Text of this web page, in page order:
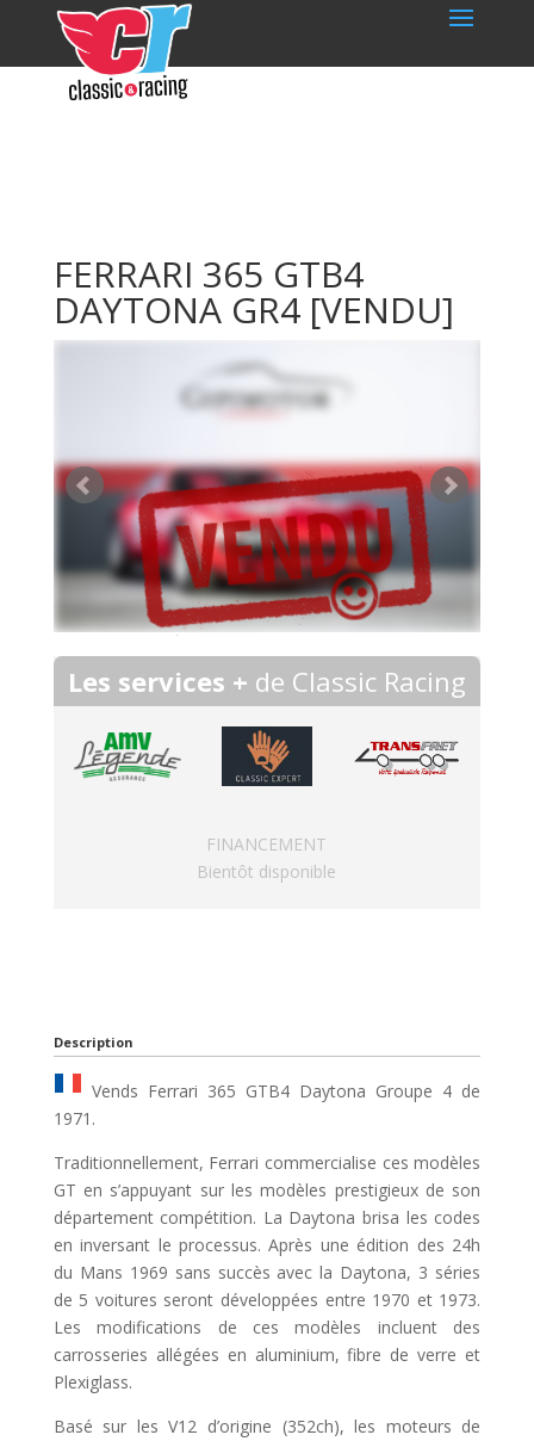
FERRARI 365 GTB4
DAYTONA GR4 [VENDU]
Les services + de Classic Racing
FINANCEMENT
Bientôt disponible
Description
Vends Ferrari 365 GTB4 Daytona Groupe 4 de
1971.
Traditionnellement, Ferrari commercialise ces modèles
GT en s’appuyant sur les modèles prestigieux de son
département compétition. La Daytona brisa les codes
en inversant le processus. Après une édition des 24h
du Mans 1969 sans succès avec la Daytona, 3 séries
de 5 voitures seront développées entre 1970 et 1973.
Les modifications de ces modèles incluent des
carrosseries allégées en aluminium, fibre de verre et
Plexiglass.
Basé sur les V12 d’origine (352ch), les moteurs de